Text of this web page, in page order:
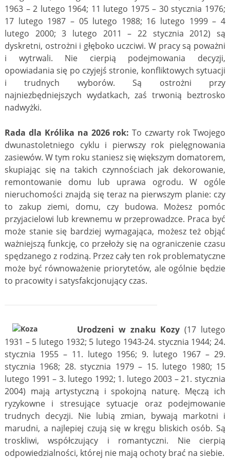
1963 – 2 lutego 1964; 11 lutego 1975 – 30 stycznia 1976;
17 lutego 1987 – 05 lutego 1988; 16 lutego 1999 – 4
lutego 2000; 3 lutego 2011 – 22 stycznia 2012) są
dyskretni, ostrożni i głęboko uczciwi. W pracy są poważni
i wytrwali. Nie cierpią podejmowania decyzji,
opowiadania się po czyjejś stronie, konfliktowych sytuacji
i trudnych wyborów. Są ostrożni przy
najniezbędniejszych wydatkach, zaś trwonią beztrosko
nadwyżki.
Rada dla Królika na 2026 rok: To czwarty rok Twojego
dwunastoletniego cyklu i pierwszy rok pielęgnowania
zasiewów. W tym roku staniesz się większym domatorem,
skupiając się na takich czynnościach jak dekorowanie,
remontowanie domu lub uprawa ogrodu. W ogóle
nieruchomości znajdą się teraz na pierwszym planie: czy
to zakup ziemi, domu, czy budowa. Możesz pomóc
przyjacielowi lub krewnemu w przeprowadzce. Praca być
może stanie się bardziej wymagająca, możesz też objąć
ważniejszą funkcję, co przełoży się na ograniczenie czasu
spędzanego z rodziną. Przez cały ten rok problematyczne
może być równoważenie priorytetów, ale ogólnie będzie
to pracowity i satysfakcjonujący czas.
Urodzeni w znaku Kozy (17 lutego
1931 – 5 lutego 1932; 5 lutego 1943-24. stycznia 1944; 24.
stycznia 1955 – 11. lutego 1956; 9. lutego 1967 – 29.
stycznia 1968; 28. stycznia 1979 – 15. lutego 1980; 15
lutego 1991 – 3. lutego 1992; 1. lutego 2003 – 21. stycznia
2004) mają artystyczną i spokojną naturę. Męczą ich
ryzykowne i stresujące sytuacje oraz podejmowanie
trudnych decyzji. Nie lubią zmian, bywają markotni i
marudni, a najlepiej czują się w kręgu bliskich osób. Są
troskliwi, współczujący i romantyczni. Nie cierpią
odpowiedzialności, której nie mają ochoty brać na siebie.